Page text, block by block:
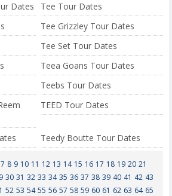
Dates
Tee Tour Dates
Tee Grizzley Tour Dates
Tee Set Tour Dates
Teea Goans Tour Dates
Teebs Tour Dates
TEED Tour Dates
Teedy Boutte Tour Dates
7 8 9 10 11 12 13 14 15 16 17 18 19 20 21
30 31 32 33 34 35 36 37 38 39 40 41 42 43
52 53 54 55 56 57 58 59 60 61 62 63 64 65